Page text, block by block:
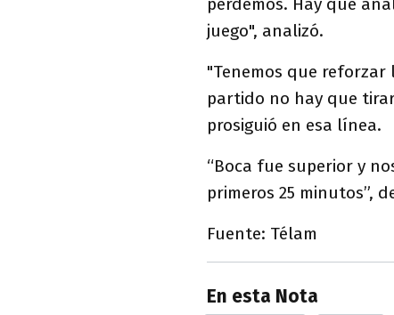
juego", analizó.
"Tenemos que
partido no hay que
prosiguió en esa línea.
“Boca fue superior y
primeros 25 minutos”,
Fuente: Télam
En esta Nota